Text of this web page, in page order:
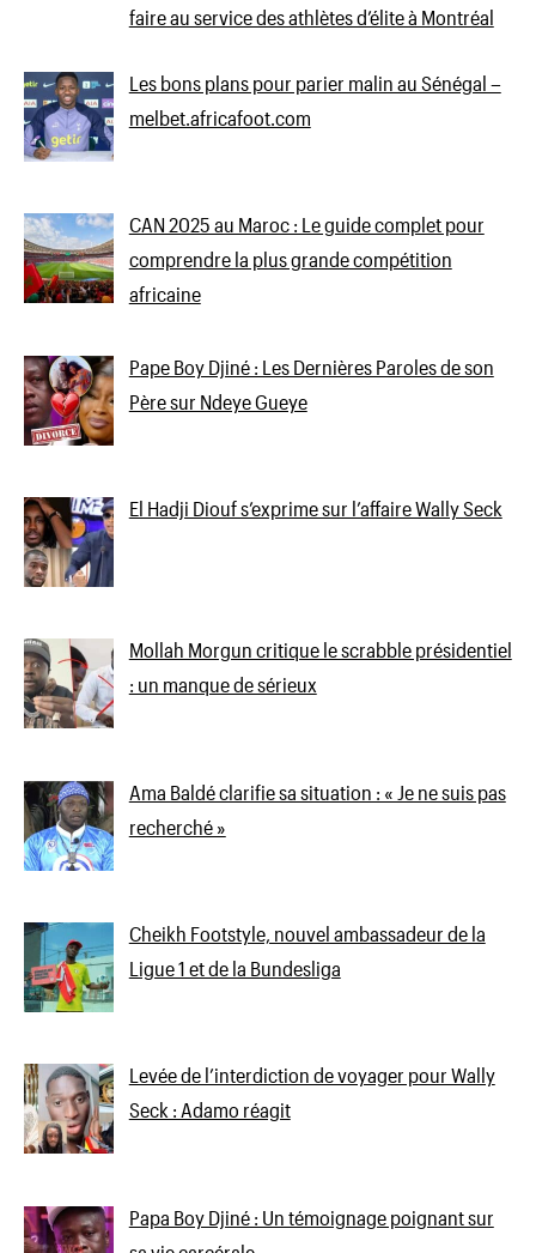
faire au service des athlètes d’élite à Montréal
Les bons plans pour parier malin au Sénégal –
melbet.africafoot.com
CAN 2025 au Maroc : Le guide complet pour
comprendre la plus grande compétition
africaine
Pape Boy Djiné : Les Dernières Paroles de son
Père sur Ndeye Gueye
El Hadji Diouf s’exprime sur l’affaire Wally Seck
Mollah Morgun critique le scrabble présidentiel
: un manque de sérieux
Ama Baldé clarifie sa situation : « Je ne suis pas
recherché »
Cheikh Footstyle, nouvel ambassadeur de la
Ligue 1 et de la Bundesliga
Levée de l’interdiction de voyager pour Wally
Seck : Adamo réagit
Papa Boy Djiné : Un témoignage poignant sur